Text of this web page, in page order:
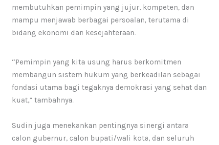
membutuhkan pemimpin yang jujur, kompeten, dan
mampu menjawab berbagai persoalan, terutama di
bidang ekonomi dan kesejahteraan.
“Pemimpin yang kita usung harus berkomitmen
membangun sistem hukum yang berkeadilan sebagai
fondasi utama bagi tegaknya demokrasi yang sehat dan
kuat,” tambahnya.
Sudin juga menekankan pentingnya sinergi antara
calon gubernur, calon bupati/wali kota, dan seluruh